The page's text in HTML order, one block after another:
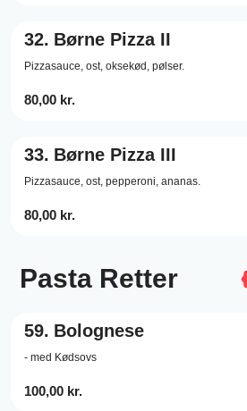
32. Børne Pizza II
Pizzasauce, ost, oksekød, pølser.
80,00 kr.
33. Børne Pizza III
Pizzasauce, ost, pepperoni, ananas.
80,00 kr.
Pasta Retter
59. Bolognese
- med Kødsovs
100,00 kr.